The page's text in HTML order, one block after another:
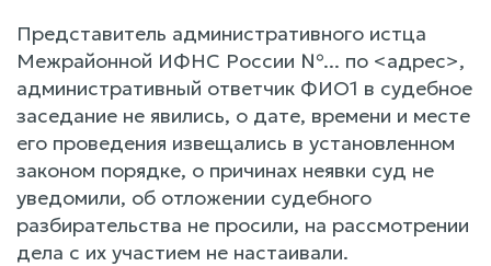
Представитель административного истца
Межрайонной ИФНС России №... по <адрес>,
административный ответчик ФИО1 в судебное
заседание не явились, о дате, времени и месте
его проведения извещались в установленном
законом порядке, о причинах неявки суд не
уведомили, об отложении судебного
разбирательства не просили, на рассмотрении
дела с их участием не настаивали.